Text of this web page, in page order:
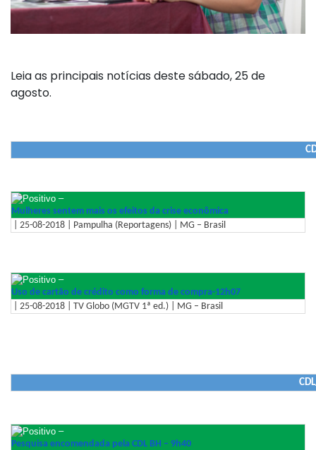
Leia as principais notícias deste sábado, 25 de
agosto.
–
Mulheres sentem mais os efeitos da crise econômica
| 25-08-2018 | Pampulha (Reportagens) | MG – Brasil
–
Uso de cartão de crédito como forma de compra-12h07
| 25-08-2018 | TV Globo (MGTV 1ª ed.) | MG – Brasil
–
Pesquisa encomendada pela CDL BH – 9h40